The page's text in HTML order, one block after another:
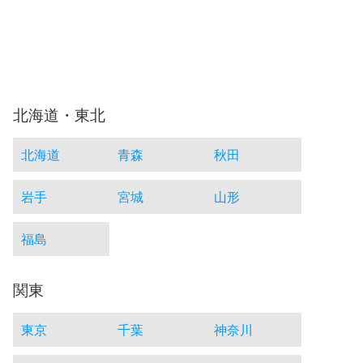
北海道・東北
北海道 青森 秋田
岩手 宮城 山形
福島
関東
東京 千葉 神奈川